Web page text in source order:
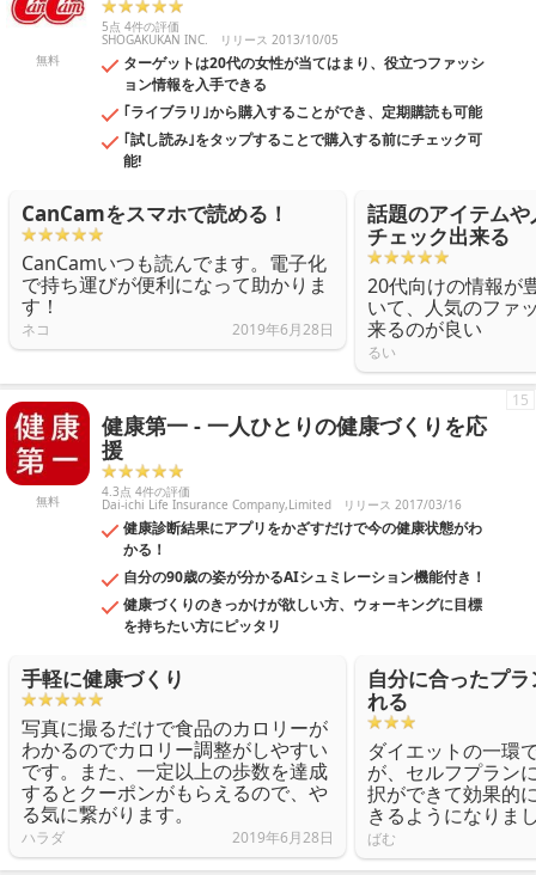
無料
5点 4件の評価
SHOGAKUKAN INC. リリース 2013/10/05
ターゲットは20代の女性が当てはまり、役立つファッシ
ョン情報を入手できる
｢ライブラリ｣から購入することができ、定期購読も可能
｢試し読み｣をタップすることで購入する前にチェック可
能!
CanCamをスマホで読める！
CanCamいつも読んでます。電子化
で持ち運びが便利になって助かりま
す！
ネコ 2019年6月28日
話題のアイテム
チェック出来る
20代向けの情報が
いて、人気のファ
来るのが良い
るい
無料
健康第一 - 一人ひとりの健康づくりを応
援
4.3点 4件の評価
Dai-ichi Life Insurance Company,Limited リリース 2017/03/16
健康診断結果にアプリをかざすだけで今の健康状態がわ
かる！
自分の90歳の姿が分かるAIシュミレーション機能付き！
健康づくりのきっかけが欲しい方、ウォーキングに目標
を持ちたい方にピッタリ
15
手軽に健康づくり
写真に撮るだけで食品のカロリーが
わかるのでカロリー調整がしやすい
です。また、一定以上の歩数を達成
するとクーポンがもらえるので、や
る気に繋がります。
ハラダ 2019年6月28日
自分に合ったプ
れる
ダイエットの一環
が、セルフプラン
択ができて効果的
きるようになりま
ばむ